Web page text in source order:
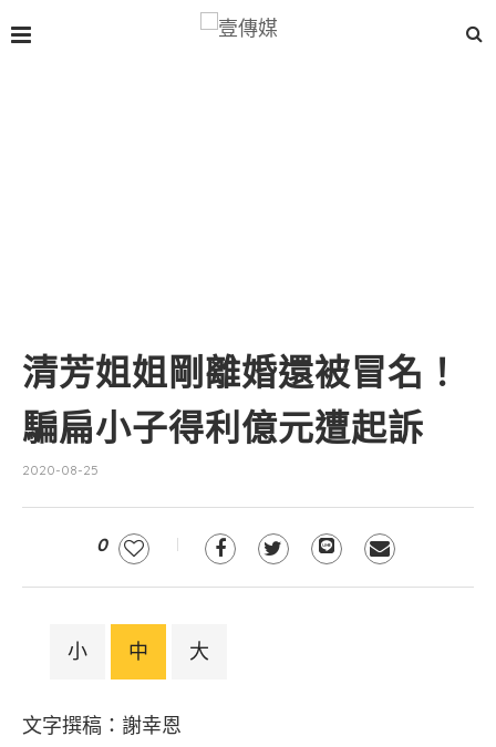
清芳姐姐剛離婚還被冒名！
騙扁小子得利億元遭起訴
2020-08-25
0
小 中 大
文字撰稿：謝幸恩